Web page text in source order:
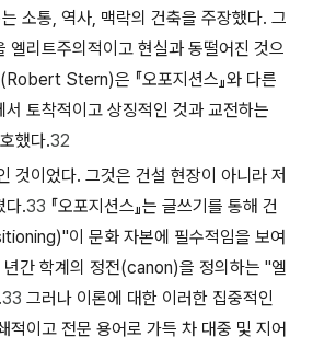
소통, 역사, 맥락의 건축을 주장했다. 그
엘리트주의적이고 현실과 동떨어진 것으
Stern)은 『오포지션스』와 다른
토착적이고 상징적인 것과 교전하는
했다.32
것이었다. 그것은 건설 현장이 아니라 저
다.33 『오포지션스』는 글쓰기를 통해 건
이 문화 자본에 필수적임을 보여
간 학계의 정전(canon)을 정의하는 "엘
33 그러나 이론에 대한 이러한 집중적인
적이고 전문 용어로 가득 차 대중 및 지어